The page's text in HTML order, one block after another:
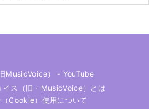
MusicVoice） - YouTube
イス（旧・MusicVoice）とは
（cookie）使用について